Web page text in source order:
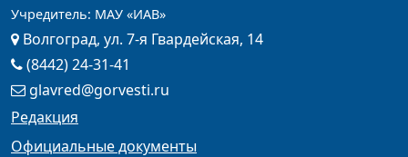
Учредитель: МАУ «ИАВ»
Волгоград, ул. 7-я Гвардейская, 14
(8442) 24-31-41
glavred@gorvesti.ru
Редакция
Официальные документы